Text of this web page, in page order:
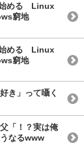
始める Linux
窮地
始める Linux
窮地
き」って囁く
「！？実は俺
なるwww